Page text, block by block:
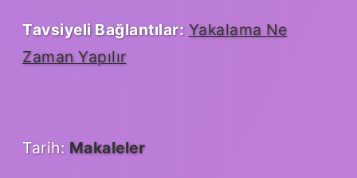
Tavsiyeli Bağlantılar: Yakalama Ne
Zaman Yapılır
Tarih: Makaleler